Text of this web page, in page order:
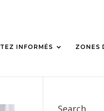
INFORMÉS ZONES
Search